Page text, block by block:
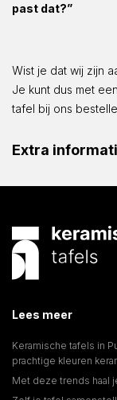
past dat?”
Wist je dat wij zijn
Je kunt dus met
tafel bij ons
Extra
Lees meer
Keramische tafels in
prachtige kleuren
Met deze trends haal